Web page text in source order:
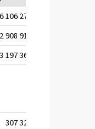
6 106 277
2 908 910
3 197 366
307 325